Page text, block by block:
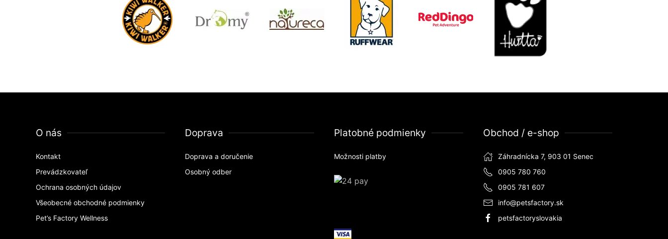
O nás
Kontakt
Prevádzkovateľ
Ochrana osobných údajov
Všeobecné obchodné podmienky
Pet’s Factory Wellness
Doprava
Doprava a doručenie
Osobný odber
Platobné podmienky
Možnosti platby
Obchod / e-shop
Záhradnícka 7, 903 01 Senec
0905 780 760
0905 781 607
info@petsfactory.sk
petsfactoryslovakia